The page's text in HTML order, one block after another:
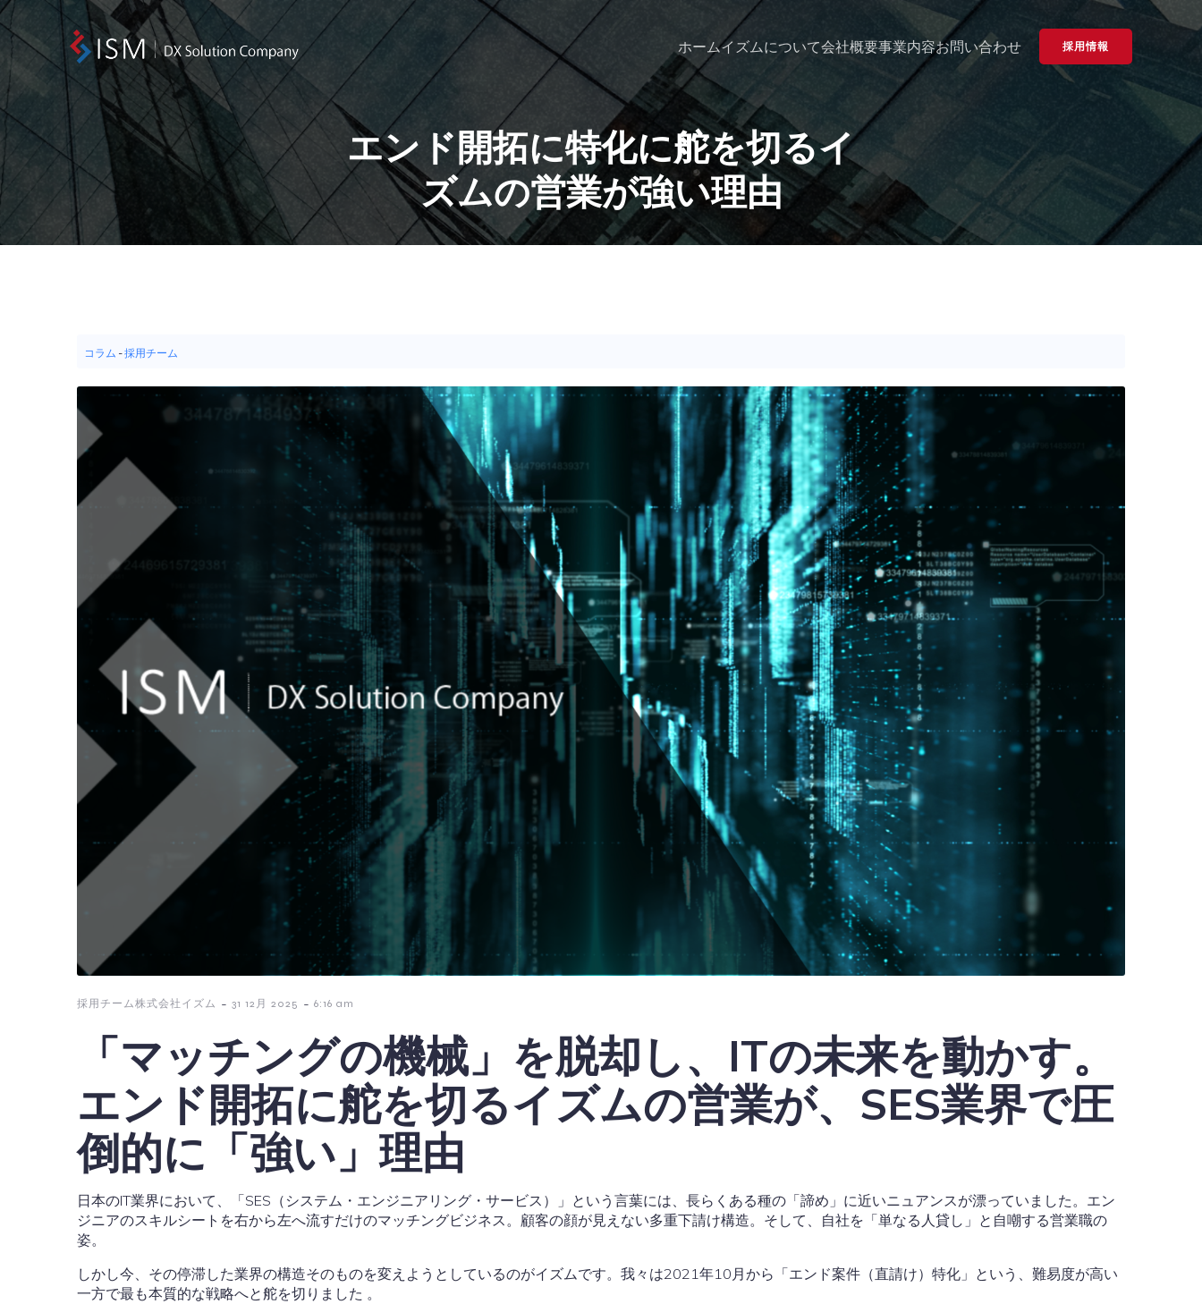
ホームイズムについて会社概要事業内容お問い合わせ 採用情報
エンド開拓に特化に舵を切るイ
ズムの営業が強い理由
コラム -採用チーム
採用チーム株式会社イズム - 31 12月 2025 - 6:16 am
「マッチングの機械」を脱却し、ITの未来を動かす。
エンド開拓に舵を切るイズムの営業が、SES業界で圧
倒的に「強い」理由
日本のIT業界において、「SES（システム・エンジニアリング・サービス）」という言葉には、長らくある種の「諦め」に近いニュアンスが漂っていました。エン
ジニアのスキルシートを右から左へ流すだけのマッチングビジネス。顧客の顔が見えない多重下請け構造。そして、自社を「単なる人貸し」と自嘲する営業職の
姿。
しかし今、その停滞した業界の構造そのものを変えようとしているのがイズムです。我々は2021年10月から「エンド案件（直請け）特化」という、難易度が高い
一方で最も本質的な戦略へと舵を切りました 。